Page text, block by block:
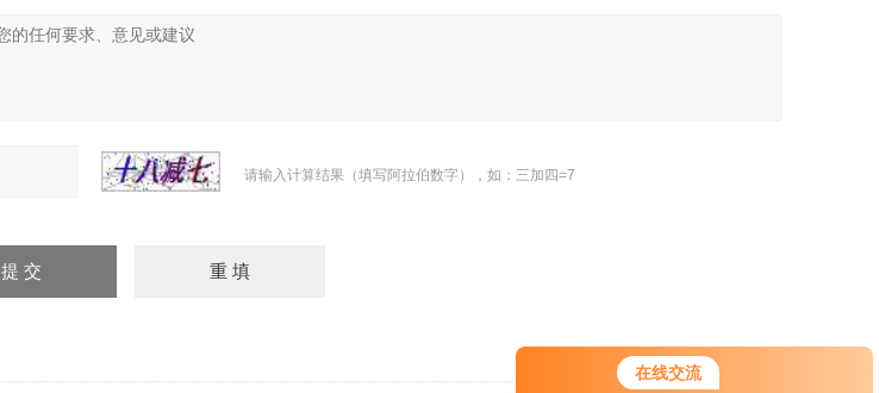
在线交流
请输入计算结果（填写阿拉伯数字），如：三加四=7